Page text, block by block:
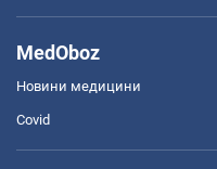
MedOboz
Новини медицини
Covid